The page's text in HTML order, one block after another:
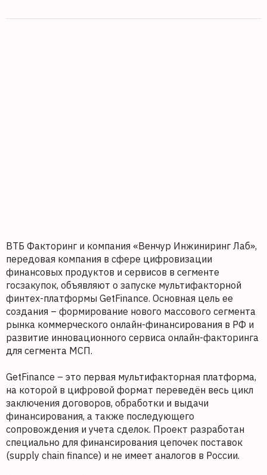
ВТБ Факторинг и компания «Венчур Инжиниринг Лаб»,
передовая компания в сфере цифровизации
финансовых продуктов и сервисов в сегменте
госзакупок, объявляют о запуске мультифакторной
финтех-платформы GetFinance. Основная цель ее
создания – формирование нового массового сегмента
рынка коммерческого онлайн-финансирования в РФ и
развитие инновационного сервиса онлайн-факторинга
для сегмента МСП.
GetFinance – это первая мультифакторная платформа,
на которой в цифровой формат переведён весь цикл
заключения договоров, обработки и выдачи
финансирования, а также последующего
сопровождения и учета сделок. Проект разработан
специально для финансирования цепочек поставок
(supply chain finance) и не имеет аналогов в России.